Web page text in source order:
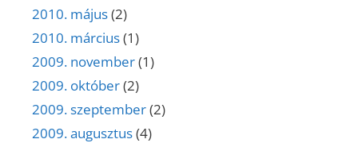
2010. május(2)
2010. március(1)
2009. november(1)
2009. október(2)
2009. szeptember(2)
2009. augusztus(4)